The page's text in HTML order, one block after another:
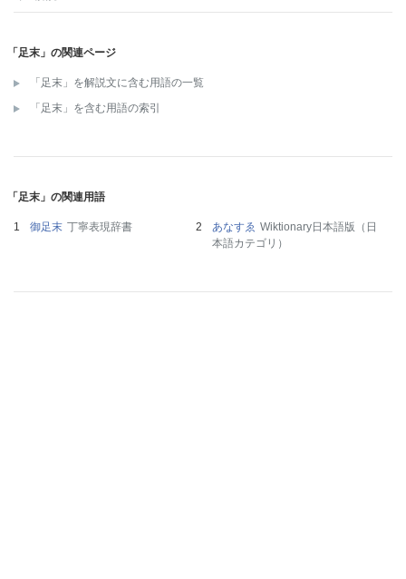
「足末」の関連ページ
「足末」を解説文に含む用語の一覧
「足末」を含む用語の索引
「足末」の関連用語
御足末 丁寧表現辞書 あなすゑ Wiktionary日本語版（日
本語カテゴリ）